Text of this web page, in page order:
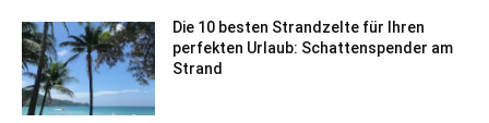
Die 10 besten Strandzelte für Ihren
perfekten Urlaub: Schattenspender am
Strand